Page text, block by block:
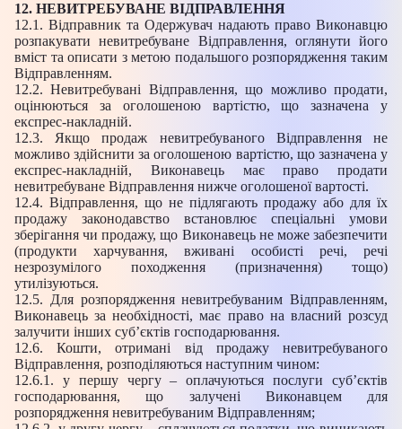
12. НЕВИТРЕБУВАНЕ ВІДПРАВЛЕННЯ
12.1. Відправник та Одержувач надають право Виконавцю
розпакувати невитребуване Відправлення, оглянути його
вміст та описати з метою подальшого розпорядження таким
Відправленням.
12.2. Невитребувані Відправлення, що можливо продати,
оцінюються за оголошеною вартістю, що зазначена у
експрес-накладній.
12.3. Якщо продаж невитребуваного Відправлення не
можливо здійснити за оголошеною вартістю, що зазначена у
експрес-накладній, Виконавець має право продати
невитребуване Відправлення нижче оголошеної вартості.
12.4. Відправлення, що не підлягають продажу або для їх
продажу законодавство встановлює спеціальні умови
зберігання чи продажу, що Виконавець не може забезпечити
(продукти харчування, вживані особисті речі, речі
незрозумілого походження (призначення) тощо)
утилізуються.
12.5. Для розпорядження невитребуваним Відправленням,
Виконавець за необхідності, має право на власний розсуд
залучити інших суб’єктів господарювання.
12.6. Кошти, отримані від продажу невитребуваного
Відправлення, розподіляються наступним чином:
12.6.1. у першу чергу – оплачуються послуги суб’єктів
господарювання, що залучені Виконавцем для
розпорядження невитребуваним Відправленням;